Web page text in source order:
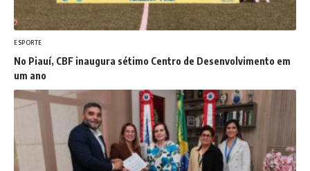
ESPORTE
No Piauí, CBF inaugura sétimo Centro de Desenvolvimento em
um ano